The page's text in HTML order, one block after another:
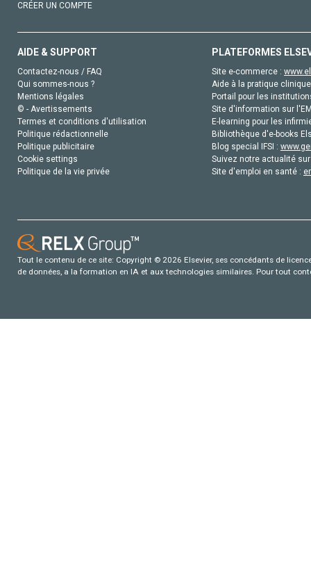
CRÉER UN COMPTE
AIDE & SUPPORT
Contactez-nous / FAQ
Qui sommes-nous ?
Mentions légales
© - Avertissements
Termes et conditions d'utilisation
Politique rédactionnelle
Politique publicitaire
Cookie settings
Politique de la vie privée
PLATEFORMES
Site e-commerce :
Aide à la pratique
Portail pour les
Site d'information sur
E-learning pour les
Bibliothèque d'e-books
Blog special IFSI :
Suivez notre actualité
Site d'emploi en santé :
Tout le contenu de ce site: Copyright © 2026 Elsevier, ses concédants de
de données, a la formation en IA et aux technologies similaires. Pour tout